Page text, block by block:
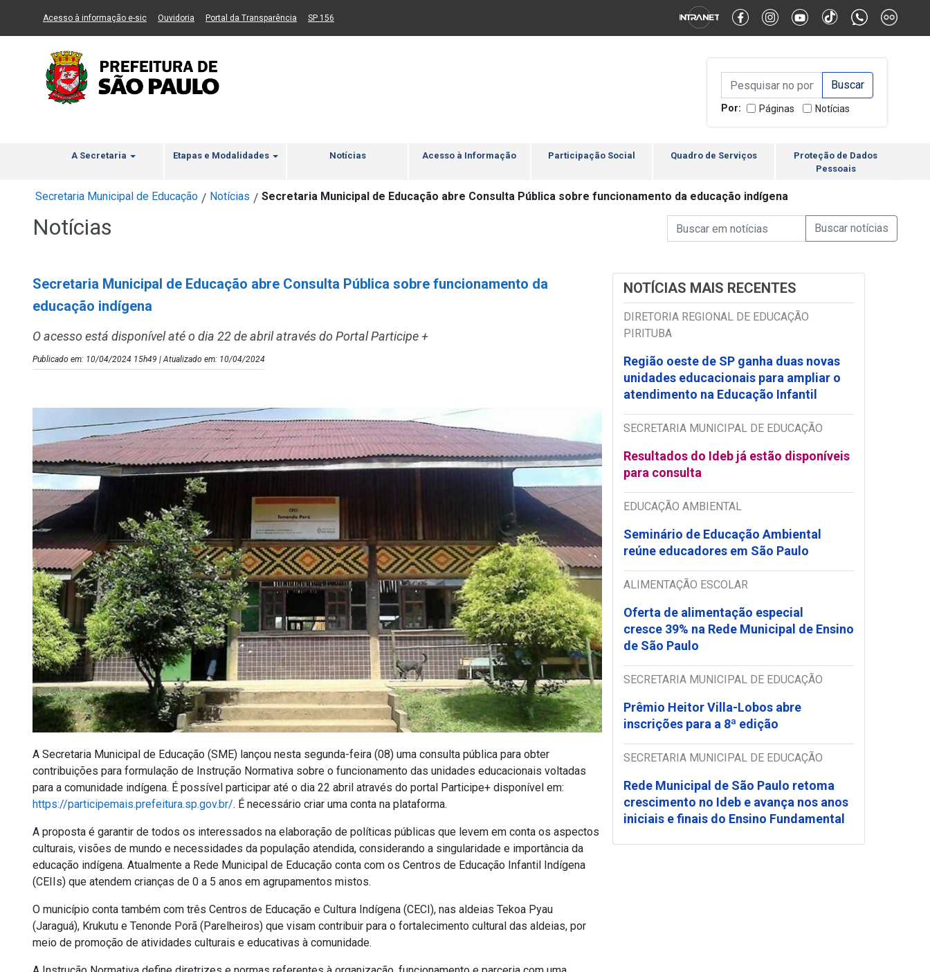
Ir ao Conteúdo Ir para menu principal 2 Ir para busca Ir para rodapé Alternar Alto Contraste Alternar Tamanho da Fonte
Acesso à informação e-sic(Link para um novo sítio)
Ouvidoria (Link para um novo sítio)
Portal da Transparência (Link para um novo sítio)
SP 156
Campo de Busca de
Campo de Busca de informaçõesEnviar a Busca
Por: Páginas Notícias
A Secretaria Etapas e Modalidades Notícias Acesso à Informação Participação Social Quadro de Serviços
Proteção de Dados
Pessoais
Secretaria Municipal de Educação / Notícias / Secretaria Municipal de Educação abre Consulta Pública sobre funcionamento da educação indígena
Notícias Campo de Busca de Notícias
Campo de Busca de informaçõesEnviar a Busca de
Secretaria Municipal de Educação abre Consulta Pública sobre funcionamento da
educação indígena
O acesso está disponível até o dia 22 de abril através do Portal Participe +
Publicado em: 10/04/2024 15h49 | Atualizado em: 10/04/2024
A Secretaria Municipal de Educação (SME) lançou nesta segunda-feira (08) uma consulta pública para obter
contribuições para formulação de Instrução Normativa sobre o funcionamento das unidades educacionais voltadas
para a comunidade indígena. É possível participar até o dia 22 abril através do portal Participe+ disponível em:
https://participemais.prefeitura.sp.gov.br/. É necessário criar uma conta na plataforma.
A proposta é garantir de todos os interessados na elaboração de políticas públicas que levem em conta os aspectos
culturais, visões de mundo e necessidades da população atendida, considerando a singularidade e importância da
educação indígena. Atualmente a Rede Municipal de Educação conta com os Centros de Educação Infantil Indígena
(CEIIs) que atendem crianças de 0 a 5 anos em agrupamentos mistos.
O município conta também com três Centros de Educação e Cultura Indígena (CECI), nas aldeias Tekoa Pyau
(Jaraguá), Krukutu e Tenonde Porã (Parelheiros) que visam contribuir para o fortalecimento cultural das aldeias, por
meio de promoção de atividades culturais e educativas à comunidade.
NOTÍCIAS MAIS RECENTES
DIRETORIA REGIONAL DE EDUCAÇÃO
PIRITUBA
Região oeste de SP ganha duas novas
unidades educacionais para ampliar o
atendimento na Educação Infantil
SECRETARIA MUNICIPAL DE EDUCAÇÃO
Resultados do Ideb já estão disponíveis
para consulta
EDUCAÇÃO AMBIENTAL
Seminário de Educação Ambiental
reúne educadores em São Paulo
ALIMENTAÇÃO ESCOLAR
Oferta de alimentação especial
cresce 39% na Rede Municipal de Ensino
de São Paulo
SECRETARIA MUNICIPAL DE EDUCAÇÃO
Prêmio Heitor Villa-Lobos abre
inscrições para a 8ª edição
SECRETARIA MUNICIPAL DE EDUCAÇÃO
Rede Municipal de São Paulo retoma
crescimento no Ideb e avança nos anos
iniciais e finais do Ensino Fundamental